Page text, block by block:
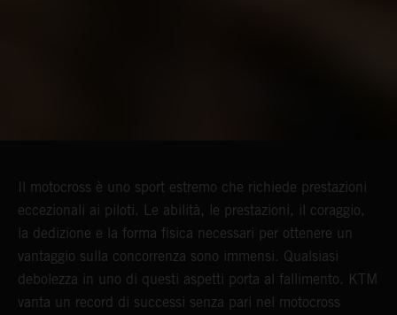
Il motocross è uno sport estremo che richiede prestazioni
eccezionali ai piloti. Le abilità, le prestazioni, il coraggio,
la dedizione e la forma fisica necessari per ottenere un
vantaggio sulla concorrenza sono immensi. Qualsiasi
debolezza in uno di questi aspetti porta al fallimento. KTM
vanta un record di successi senza pari nel motocross